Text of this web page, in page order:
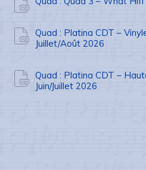
Quad : Platina CDT –
Juillet/Août 2026
Quad : Platina CDT –
Juin/Juillet 2026